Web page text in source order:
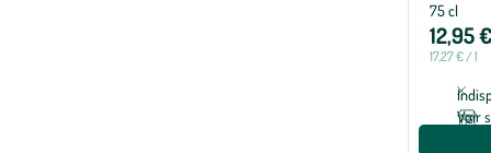
75 cl
12,95 €
17,27 € / l
Voir